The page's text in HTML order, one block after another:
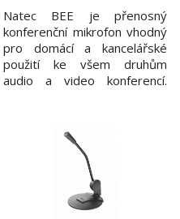
Natec BEE je přenosný
konferenční mikrofon vhodný
pro domácí a kancelářské
použití ke všem druhům
audio a video konferencí.
výrazně zlepšuje kvalitu
zvuku během hovoru. Díky
vyváženému poměru
citlivosti -58 dB mikrofon
zachytí jen hlasy nacházející
se v blízkém okolí.